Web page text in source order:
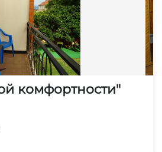
комфортности"